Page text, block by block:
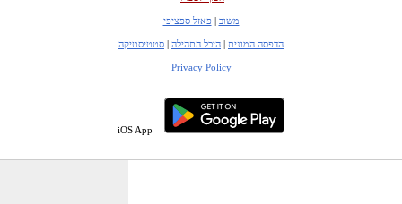
משוב |פאזל ספציפי
הדפסה המונית | היכל התהילה | סטטיסטיקה
Privacy Policy
iOS App